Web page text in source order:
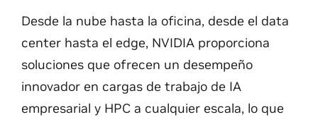
Desde la nube hasta la oficina, desde el data
center hasta el edge, NVIDIA proporciona
soluciones que ofrecen un desempeño
innovador en cargas de trabajo de IA
empresarial y HPC a cualquier escala, lo que